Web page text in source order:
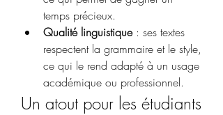
temps précieux.
Qualité linguistique : ses textes
respectent la grammaire et le style,
ce qui le rend adapté à un usage
académique ou professionnel.
Un atout pour les étudiants